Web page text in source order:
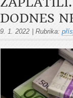
DODNES
9. 1. 2022 Rubrika: